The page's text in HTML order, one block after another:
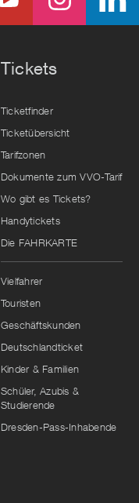
Tickets
Ticketfinder
Ticketübersicht
Tarifzonen
Dokumente zum VVO-Tarif
Wo gibt es Tickets?
Handytickets
Die FAHRKARTE
Vielfahrer
Touristen
Geschäftskunden
Deutschlandticket
Kinder & Familien
Schüler, Azubis &
Studierende
Dresden-Pass-Inhabende